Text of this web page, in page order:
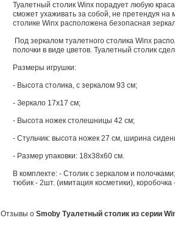
Туалетный столик Winx порадует любую
сможет ухаживать за собой, не претендуя на
столике Winx расположена безопасная
Под зеркалом туалетного столика Winx
полочки в виде цветов. Туалетный столик
Размеры игрушки:
- Высота столика, с зеркалом 93 см;
- Зеркало 17х17 см;
- Высота ножек столешницы 42 см;
- Стульчик: высота ножек 27 см, ширина
- Размер упаковки: 18х38х60 см.
В комплекте: - Столик с зеркалом и
тюбик - 2шт. (имитация косметики),
Отзывы о Smoby Туалетный столик из серии